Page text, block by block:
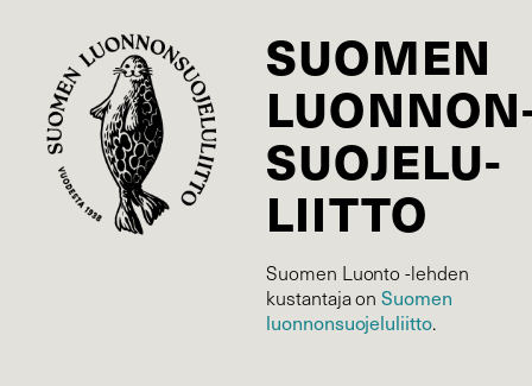
SUOMEN
SUOJELU­
LIITTO
Suomen Luonto -lehden
kustantaja onSuomen
luonnonsuojelu­liitto.